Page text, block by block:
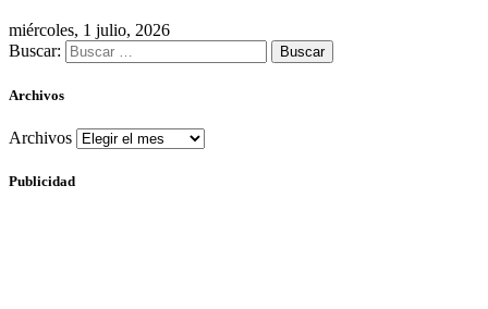
miércoles, 1 julio, 2026
Buscar:
Archivos
Archivos
Publicidad